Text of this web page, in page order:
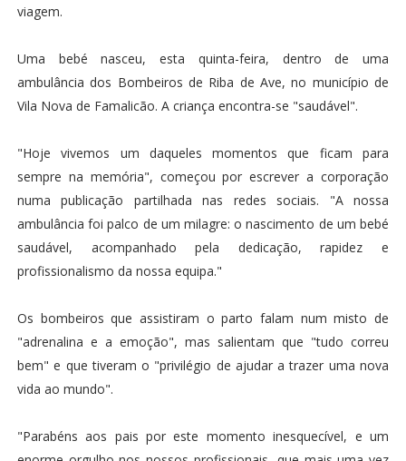
viagem.
Uma bebé nasceu, esta quinta-feira, dentro de uma
ambulância dos Bombeiros de Riba de Ave, no município de
Vila Nova de Famalicão. A criança encontra-se "saudável".
"Hoje vivemos um daqueles momentos que ficam para
sempre na memória", começou por escrever a corporação
numa publicação partilhada nas redes sociais. "A nossa
ambulância foi palco de um milagre: o nascimento de um bebé
saudável, acompanhado pela dedicação, rapidez e
profissionalismo da nossa equipa."
Os bombeiros que assistiram o parto falam num misto de
"adrenalina e a emoção", mas salientam que "tudo correu
bem" e que tiveram o "privilégio de ajudar a trazer uma nova
vida ao mundo".
"Parabéns aos pais por este momento inesquecível, e um